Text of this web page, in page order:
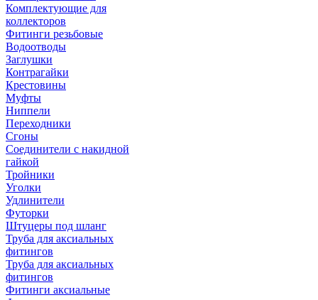
Комплектующие для
коллекторов
Фитинги резьбовые
Водоотводы
Заглушки
Контрагайки
Крестовины
Муфты
Ниппели
Переходники
Сгоны
Соединители с накидной
гайкой
Тройники
Уголки
Удлинители
Футорки
Штуцеры под шланг
Труба для аксиальных
фитингов
Труба для аксиальных
фитингов
Фитинги аксиальные